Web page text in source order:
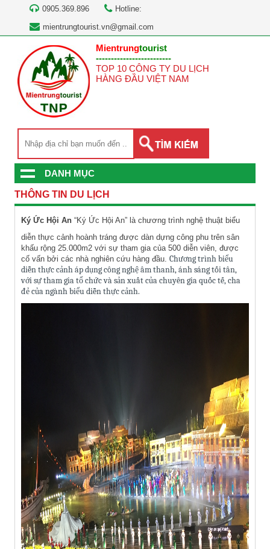
0905.369.896
Hotline:
mientrungtourist.vn@gmail.com
Mientrungtourist
-------------------------
TOP 10 CÔNG TY DU LỊCH
HÀNG ĐẦU VIỆT NAM
DANH MỤC
THÔNG TIN DU LỊCH
Ký Ức Hội An “Ký Ức Hội An” là chương trình nghệ thuật biểu
diễn thực cảnh hoành tráng được dàn dựng công phu trên sân
khấu rộng 25.000m2 với sự tham gia của 500 diễn viên, được
cố vấn bởi các nhà nghiên cứu hàng đầu. Chương trình biểu
diễn thực cảnh áp dụng công nghệ âm thanh, ánh sáng tối tân,
với sự tham gia tổ chức và sản xuất của chuyên gia quốc tế, cha
đẻ của ngành biểu diễn thực cảnh.